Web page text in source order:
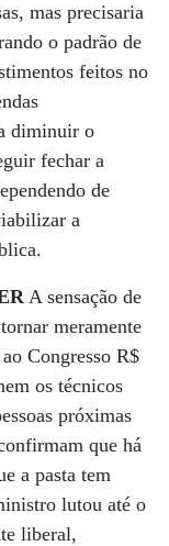
mas precisaria
o padrão de
feitos no
diminuir o
fechar a
de
a
A sensação de
meramente
Congresso R$
os técnicos
próximas
que há
a pasta tem
lutou até o
liberal,